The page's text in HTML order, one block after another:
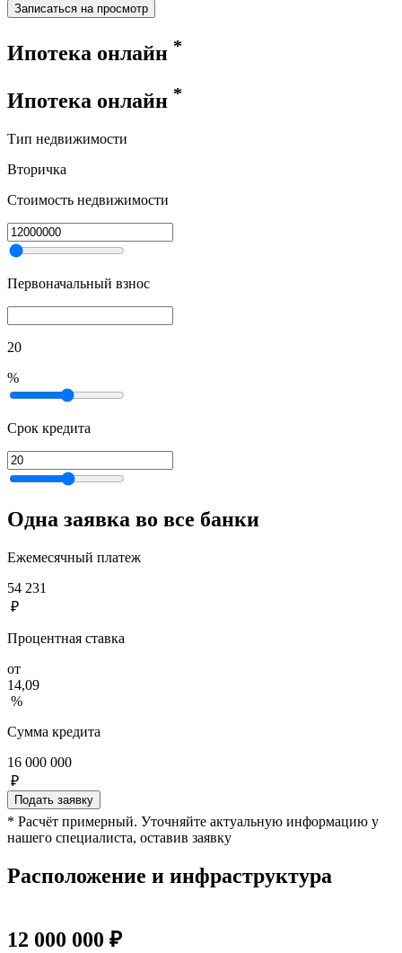
Записаться на просмотр
Ипотека онлайн *
Ипотека онлайн *
Тип недвижимости
Вторичка
Стоимость недвижимости
Первоначальный взнос
20
%
Срок кредита
Одна заявка во все банки
Ежемесячный платеж
54 231
₽
Процентная ставка
от
14,09
%
Сумма кредита
16 000 000
₽
Подать заявку
* Расчёт примерный. Уточняйте актуальную информацию у
нашего специалиста, оставив заявку
Расположение и инфраструктура
12 000 000 ₽